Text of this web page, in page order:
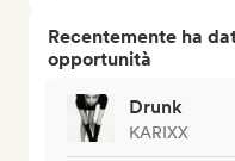
Recentemente ha
opportunità
Drunk
KARIXX